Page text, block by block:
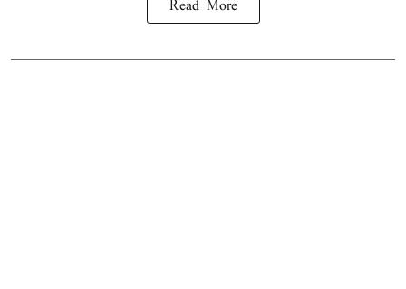
Read More